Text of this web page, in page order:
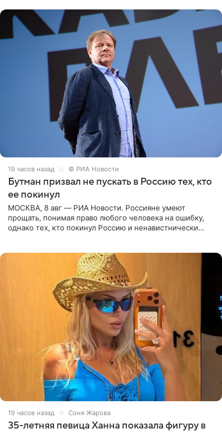
19 часов назад © РИА Новости
Бутман призвал не пускать в Россию тех, кто
ее покинул
МОСКВА, 8 авг — РИА Новости. Россияне умеют
прощать, понимая право любого человека на ошибку,
однако тех, кто покинул Россию и ненавистнически
19 часов назад Соня Жарова
35-летняя певица Ханна показала фигуру в